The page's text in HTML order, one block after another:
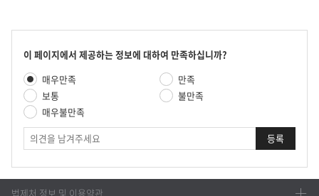
콘
츠
만
족
도
조
사
이 페이지에서 제공하는 정보에 대하여 만족하십니까?
만
족
도
평
가
매우만족
만족
보통
불만족
매우불만족
견
법제처 정보 및 이용약관